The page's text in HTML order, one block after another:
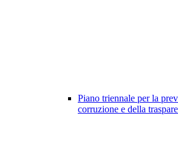
Piano triennale per la
corruzione e della